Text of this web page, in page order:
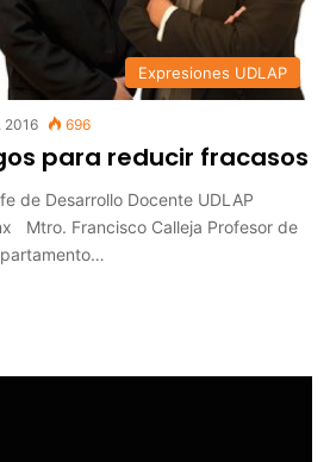
Expresiones UDLAP
2016 696
para reducir fracasos
de Desarrollo Docente UDLAP
Mtro. Francisco Calleja Profesor de